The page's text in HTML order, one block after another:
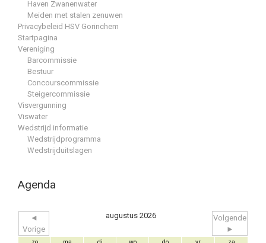
Haven Zwanenwater
Meiden met stalen zenuwen
Privacybeleid HSV Gorinchem
Startpagina
Vereniging
Barcommissie
Bestuur
Concourscommissie
Steigercommissie
Visvergunning
Viswater
Wedstrijd informatie
Wedstrijdprogramma
Wedstrijduitslagen
Agenda
◄
Vorige
augustus 2026
Volgende
►